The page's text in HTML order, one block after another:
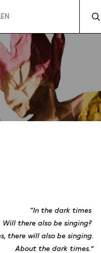
EN
“In the dark times
Will there also be singing?
there will also be singing.
About the dark times.”